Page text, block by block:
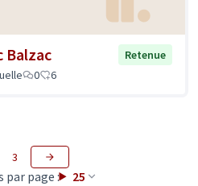
Balzac
Retenue
0 6
par page : 25
3